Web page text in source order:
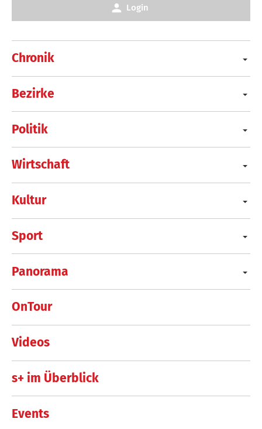
Chronik
Bezirke
Politik
Wirtschaft
Kultur
Sport
Panorama
OnTour
Videos
s+ im Überblick
Events
Login